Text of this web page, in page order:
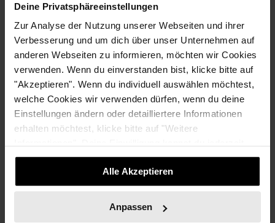
Deine Privatsphäreeinstellungen
Zur Analyse der Nutzung unserer Webseiten und ihrer
Verbesserung und um dich über unser Unternehmen auf
anderen Webseiten zu informieren, möchten wir Cookies
verwenden. Wenn du einverstanden bist, klicke bitte auf
"Akzeptieren". Wenn du individuell auswählen möchtest,
welche Cookies wir verwenden dürfen, wenn du deine
Einstellungen ändern oder detailliertere Informationen
erhalten möchtest, klicke bitte auf "Weitere
widerrufen.
Alle Akzeptieren
Anpassen
Für Unternehmen:
Stellenanzeigen neutral
formulieren
Für Millionen von Menschen weltweit sind Stellenanzeigen der
erste Berührungspunkt mit potenziellen Arbeitgeber*innen
und Unternehmen. Wer sich angesprochen fühlt und wer
gegebenenfalls sogar ausgeschlossen, ist auch eine Frage
dergenderneutralen Formulierung. Die Wortwahl der